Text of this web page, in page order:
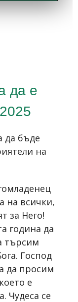
да е
да бъде
на
на всички,
за Него!
година да
търсим
Господ
да просим
е
Чудеса се